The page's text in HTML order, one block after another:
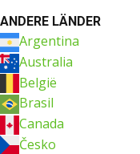
ANDERE LÄNDER
Argentina
Australia
België
Brasil
Canada
Česko